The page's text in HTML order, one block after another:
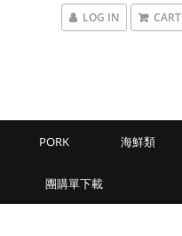
LOG IN CART
PORK 海鮮類
團購單下載